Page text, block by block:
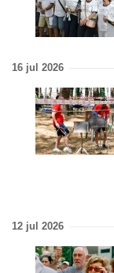
16 jul 2026
12 jul 2026